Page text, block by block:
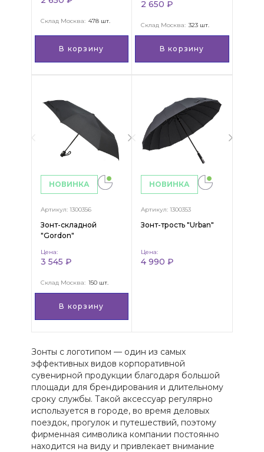
Склад Москва: 478 шт.
В корзину
2 650 ₽
Склад Москва: 323 шт.
В корзину
НОВИНКА
Артикул: 1300356
Зонт-складной
"Gordon"
Цена:
3 545 ₽
Склад Москва: 150 шт.
В корзину
НОВИНКА
Артикул: 1300353
Зонт-трость "Urban"
Цена:
4 990 ₽
Зонты с логотипом — один из самых
эффективных видов корпоративной
сувенирной продукции благодаря большой
площади для брендирования и длительному
сроку службы. Такой аксессуар регулярно
используется в городе, во время деловых
поездок, прогулок и путешествий, поэтому
фирменная символика компании постоянно
находится на виду и привлекает внимание